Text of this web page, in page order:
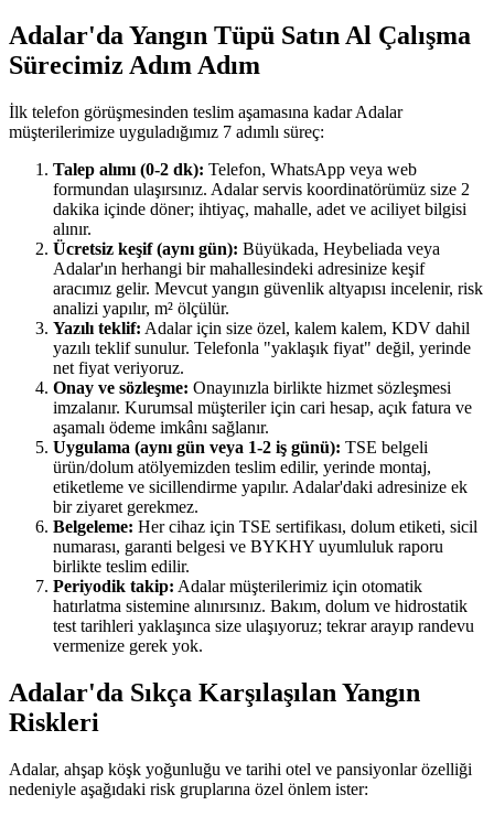
Adalar'da Yangın Tüpü Satın Al Çalışma
Sürecimiz Adım Adım
İlk telefon görüşmesinden teslim aşamasına kadar Adalar
müşterilerimize uyguladığımız 7 adımlı süreç:
Talep alımı (0-2 dk): Telefon, WhatsApp veya web
formundan ulaşırsınız. Adalar servis koordinatörümüz size 2
dakika içinde döner; ihtiyaç, mahalle, adet ve aciliyet bilgisi
alınır.
Ücretsiz keşif (aynı gün): Büyükada, Heybeliada veya
Adalar'ın herhangi bir mahallesindeki adresinize keşif
aracımız gelir. Mevcut yangın güvenlik altyapısı incelenir, risk
analizi yapılır, m² ölçülür.
Yazılı teklif: Adalar için size özel, kalem kalem, KDV dahil
yazılı teklif sunulur. Telefonla "yaklaşık fiyat" değil, yerinde
net fiyat veriyoruz.
Onay ve sözleşme: Onayınızla birlikte hizmet sözleşmesi
imzalanır. Kurumsal müşteriler için cari hesap, açık fatura ve
aşamalı ödeme imkânı sağlanır.
Uygulama (aynı gün veya 1-2 iş günü): TSE belgeli
ürün/dolum atölyemizden teslim edilir, yerinde montaj,
etiketleme ve sicillendirme yapılır. Adalar'daki adresinize ek
bir ziyaret gerekmez.
Belgeleme: Her cihaz için TSE sertifikası, dolum etiketi, sicil
numarası, garanti belgesi ve BYKHY uyumluluk raporu
birlikte teslim edilir.
Periyodik takip: Adalar müşterilerimiz için otomatik
hatırlatma sistemine alınırsınız. Bakım, dolum ve hidrostatik
test tarihleri yaklaşınca size ulaşıyoruz; tekrar arayıp randevu
vermenize gerek yok.
Adalar'da Sıkça Karşılaşılan Yangın
Riskleri
Adalar, ahşap köşk yoğunluğu ve tarihi otel ve pansiyonlar özelliği
nedeniyle aşağıdaki risk gruplarına özel önlem ister: